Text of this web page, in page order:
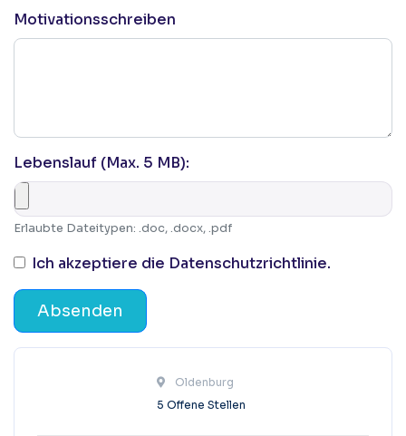
Motivationsschreiben
Lebenslauf (Max. 5 MB):
Erlaubte Dateitypen: .doc, .docx, .pdf
Ich akzeptiere die Datenschutzrichtlinie.
Absenden
5 Offene Stellen